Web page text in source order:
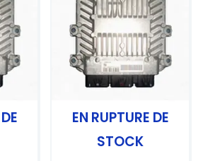
EN RUPTURE DE
STOCK